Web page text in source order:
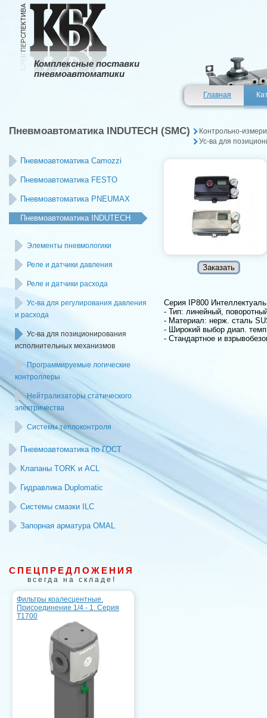
Комплексные поставки
пневмоавтоматики
Главная
Пневмоавтоматика INDUTECH (SMC)
Контрольно-
Ус-ва для
Пневмоавтоматика Camozzi
Пневмоавтоматика FESTO
Пневмоавтоматика PNEUMAX
Пневмоавтоматика INDUTECH
Элементы пневмологики
Реле и датчики давления
Реле и датчики расхода
Ус-ва для регулирования давления
и расхода
Ус-ва для позиционирования
исполнительных механизмов
Программируемые логические
контроллеры
Нейтрализаторы статического
электричества
Системы теплоконтроля
Пневмоавтоматика по ГОСТ
Клапаны TORK и ACL
Гидравлика Duplomatic
Системы смазки ILC
Запорная арматура OMAL
СПЕЦПРЕДЛОЖЕНИЯ
всегда на складе!
Фильтры коалесцентные.
Присоединение 1/4 - 1. Серия
T1700
Серия IP800
- Тип: линейный,
- Материал: нерж. сталь
- Широкий выбор диап.
- Стандартное и